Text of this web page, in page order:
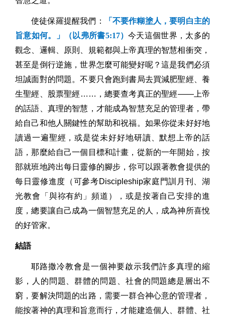
使徒保羅提醒我們：
「不要作糊塗人，要明白主的
旨意如何。」（以弗所書5:17）今天這個世界，太多的
觀念、邏輯、原則、規範都與上帝真理的智慧相衝突，
甚至是倒行逆施，世界怎麼可能變好呢？這是我們必須
坦誠面對的問題。不要只會跑到書局去買減肥聖經、養
生聖經、股票聖經……，總要查考真正的聖經——上帝
的話語、真理的智慧，才能成為智慧充足的管理者，帶
給自己和他人關鍵性的幫助和祝福。如果你從未好好地
讀過一遍聖經，或是從未好好地研讀、默想上帝的話
語，那麼給自己一個目標和計畫，從新的一年開始，按
部就班地跨出每日靈修的腳步，你可以跟著教會提供的
每日靈修進度（可參考Discipleship家庭門訓月刊、湖
光教會「與祢有約」頻道），或是按著自己安排的進
度，總要讓自己成為一個智慧充足的人，成為神所喜悅
的好管家。
結語
耶路撒冷教會是一個神要啟示我們許多真理的縮
影，人的問題、群體的問題、社會的問題總是層出不
窮，要解決問題的出路，需要一群合神心意的管理者，
能按著神的真理和旨意而行，才能建造個人、群體、社